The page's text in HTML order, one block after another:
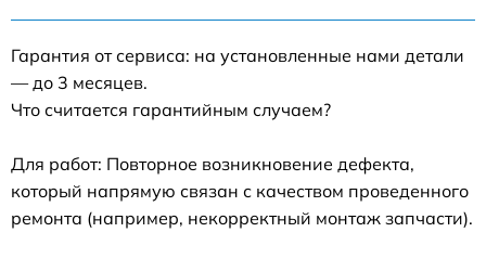
Гарантия от сервиса: на установленные нами детали
— до 3 месяцев.
Что считается гарантийным случаем?
Для работ: Повторное возникновение дефекта,
который напрямую связан с качеством проведенного
ремонта (например, некорректный монтаж запчасти).